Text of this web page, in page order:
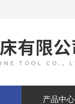
产品中心